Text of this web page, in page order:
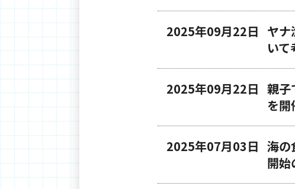
2025年09月22日 ヤナ
い
2025年09月22日 親子
を開
2025年07月03日 海の
開始